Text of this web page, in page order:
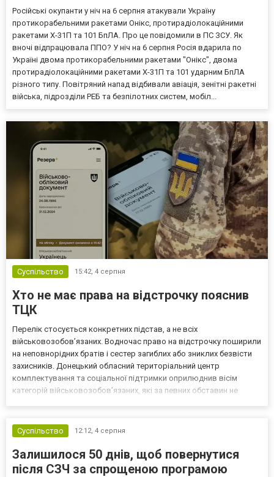
Російські окупанти у ніч на 6 серпня атакували Україну
протикорабельними ракетами Онікс, протирадіолокаційними
ракетами Х-31П та 101 БпЛА. Про це повідомили в ПС ЗСУ. Як
вночі відпрацювала ППО? У ніч на 6 серпня Росія вдарила по
Україні двома протикорабельними ракетами "Онікс", двома
протирадіолокаційними ракетами Х-31П та 101 ударним БпЛА
різного типу. Повітряний напад відбивали авіація, зенітні ракетні
війська, підрозділи РЕБ та безпілотних систем, мобіл...
Суспільство 15:42, 4 серпня
Хто не має права на відстрочку пояснив
ТЦК
Перелік стосується конкретних підстав, а не всіх
військовозобов’язаних. Водночас право на відстрочку поширили
на неповнорідних братів і сестер загиблих або зниклих безвісти
захисників. Донецький обласний територіальний центр
комплектування та соціальної підтримки оприлюднив вісім
категорій військовозобов’язаних, які за певних обставин не
Суспільство
12:12, 4 серпня
Залишилося 50 днів, щоб повернутися
після СЗЧ за спрощеною програмою